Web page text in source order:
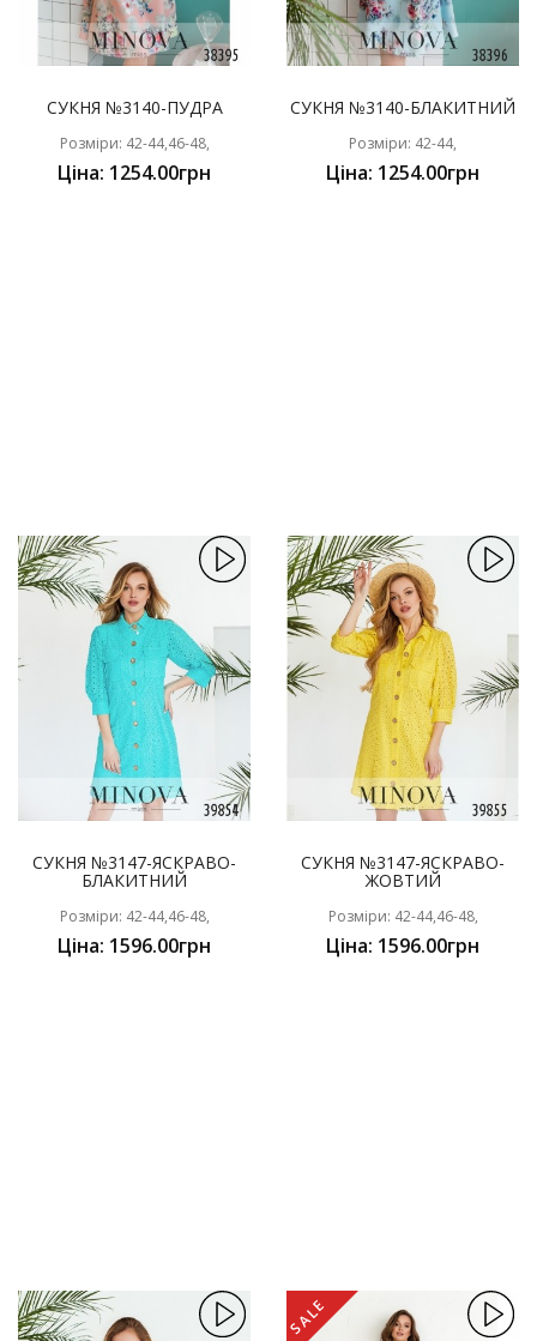
СУКНЯ №3140-ПУДРА
Розміри: 42-44,46-48,
Ціна: 1254.00грн
СУКНЯ №3140-БЛАКИТНИЙ
Розміри: 42-44,
Ціна: 1254.00грн
СУКНЯ №3147-ЯСКРАВО-
БЛАКИТНИЙ
Розміри: 42-44,46-48,
Ціна: 1596.00грн
СУКНЯ №3147-ЯСКРАВО-
ЖОВТИЙ
Розміри: 42-44,46-48,
Ціна: 1596.00грн
SALE